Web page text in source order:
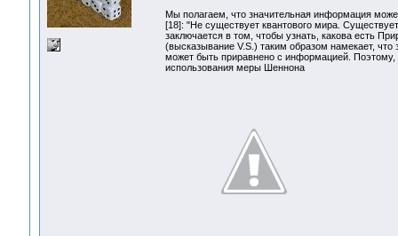
Мы полагаем, что значительная информация
[18]: "Не существует квантового мира.
заключается в том, чтобы узнать, какова есть
(высказывание V.S.) таким образом намекает,
может быть приравнено с информацией.
использования меры Шеннона